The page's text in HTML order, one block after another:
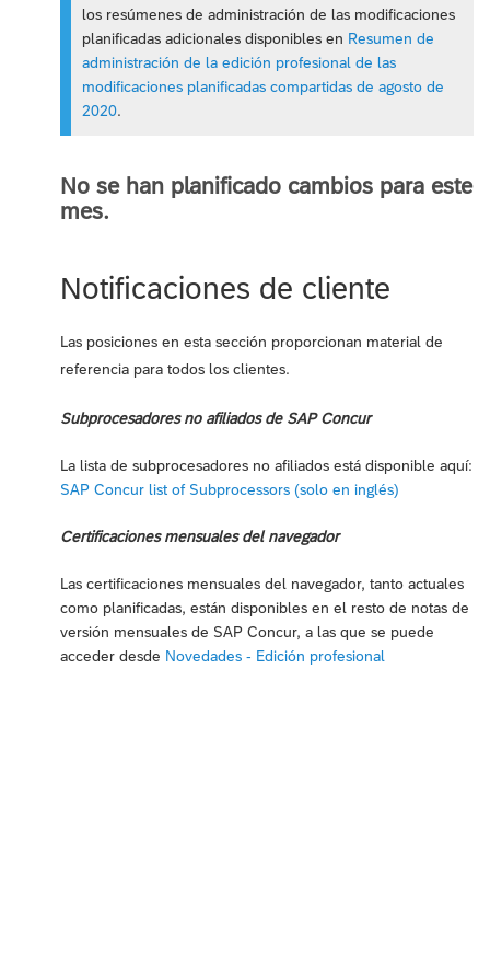
los resúmenes de administración de las modificaciones
planificadas adicionales disponibles en Resumen de
administración de la edición profesional de las
modificaciones planificadas compartidas de agosto de
2020.
No se han planificado cambios para este
mes.
Notificaciones de cliente
Las posiciones en esta sección proporcionan material de
referencia para todos los clientes.
Subprocesadores no afiliados de SAP Concur
La lista de subprocesadores no afiliados está disponible aquí:
SAP Concur list of Subprocessors (solo en inglés)
Certificaciones mensuales del navegador
Las certificaciones mensuales del navegador, tanto actuales
como planificadas, están disponibles en el resto de notas de
versión mensuales de SAP Concur, a las que se puede
acceder desde Novedades - Edición profesional